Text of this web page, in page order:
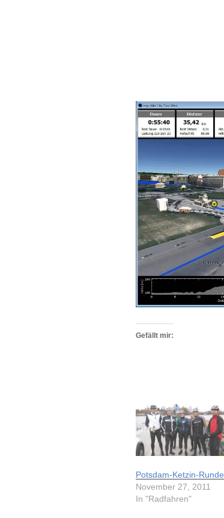
Gefällt mir:
Potsdam-Ketzin-Runde
November 27, 2011
In "Radfahren"